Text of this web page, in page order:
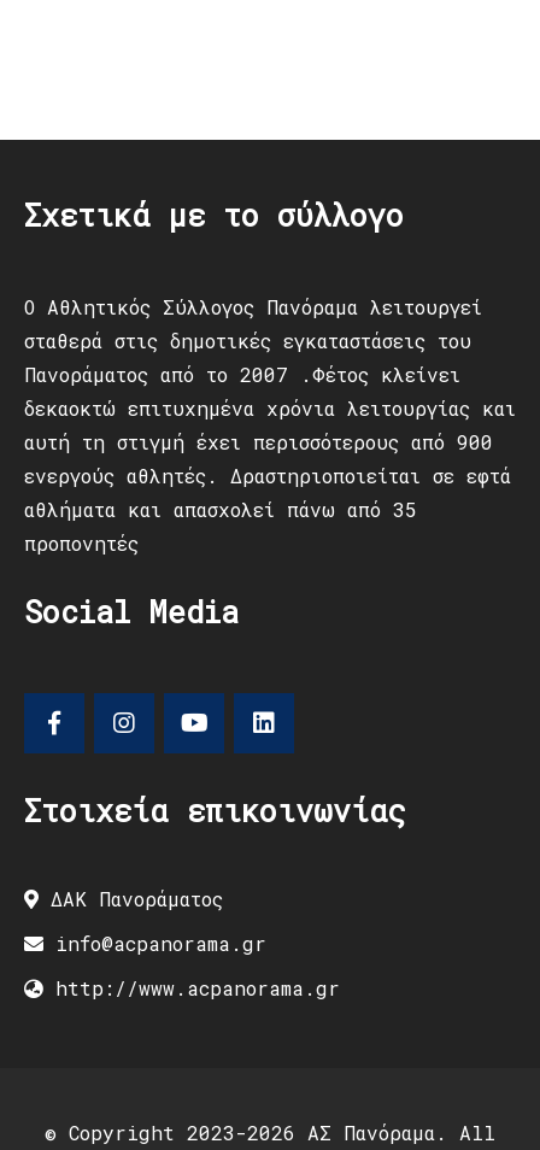
Σχετικά με το σύλλογο
Ο Αθλητικός Σύλλογος Πανόραμα λειτουργεί
σταθερά στις δημοτικές εγκαταστάσεις του
Πανοράματος από το 2007 .Φέτος κλείνει
δεκαοκτώ επιτυχημένα χρόνια λειτουργίας και
αυτή τη στιγμή έχει περισσότερους από 900
ενεργούς αθλητές. Δραστηριοποιείται σε εφτά
αθλήματα και απασχολεί πάνω από 35
προπονητές
Social Media
Στοιχεία επικοινωνίας
ΔΑΚ Πανοράματος
info@acpanorama.gr
http://www.acpanorama.gr
© Copyright 2023-2026 ΑΣ Πανόραμα. All